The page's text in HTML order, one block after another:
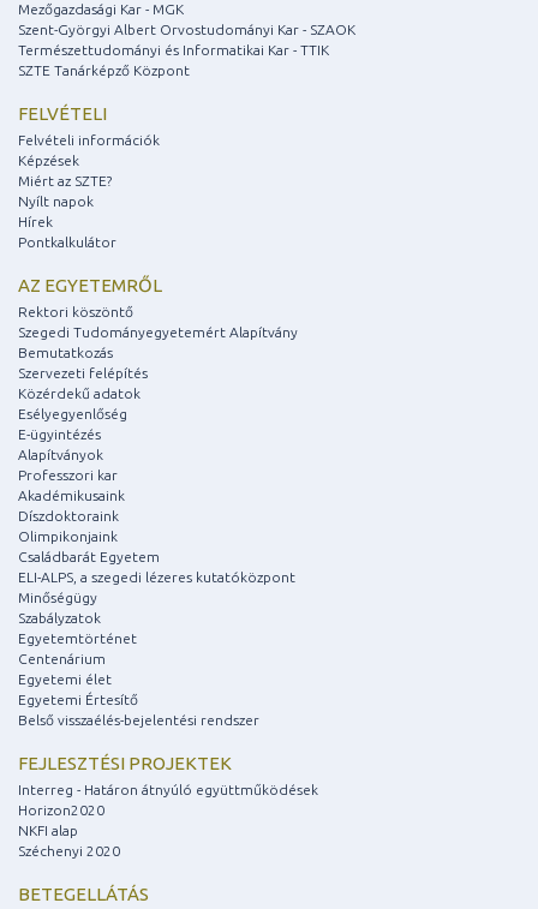
Mezőgazdasági Kar - MGK
Szent-Györgyi Albert Orvostudományi Kar - SZAOK
Természettudományi és Informatikai Kar - TTIK
SZTE Tanárképző Központ
FELVÉTELI
Felvételi információk
Képzések
Miért az SZTE?
Nyílt napok
Hírek
Pontkalkulátor
AZ EGYETEMRŐL
Rektori köszöntő
Szegedi Tudományegyetemért Alapítvány
Bemutatkozás
Szervezeti felépítés
Közérdekű adatok
Esélyegyenlőség
E-ügyintézés
Alapítványok
Professzori kar
Akadémikusaink
Díszdoktoraink
Olimpikonjaink
Családbarát Egyetem
ELI-ALPS, a szegedi lézeres kutatóközpont
Minőségügy
Szabályzatok
Egyetemtörténet
Centenárium
Egyetemi élet
Egyetemi Értesítő
Belső visszaélés-bejelentési rendszer
FEJLESZTÉSI PROJEKTEK
Interreg - Határon átnyúló együttműködések
Horizon2020
NKFI alap
Széchenyi 2020
BETEGELLÁTÁS